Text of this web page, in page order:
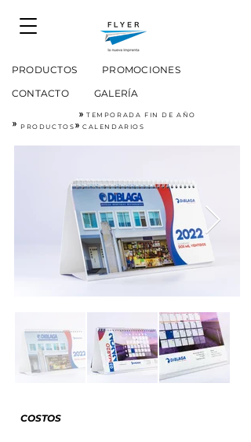
PRODUCTOS
PROMOCIONES
CONTACTO
GALERÍA
» PRODUCTOS »
» TEMPORADA FIN DE AÑO
CALENDARIOS
COSTOS